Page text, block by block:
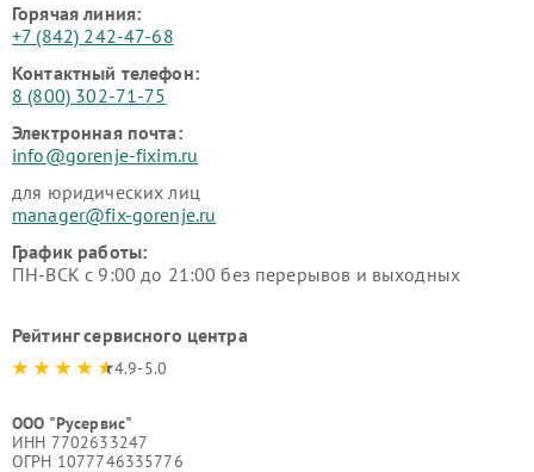
Горячая линия:
+7 (842) 242-47-68
Контактный телефон:
8 (800) 302-71-75
Электронная почта:
info@gorenje-fixim.ru
для юридических лиц
manager@fix-gorenje.ru
График работы:
ПН-ВСК с 9:00 до 21:00 без перерывов и выходных
Рейтинг сервисного центра
4.9-5.0
ООО "Русервис"
ИНН 7702633247
ОГРН 1077746335776